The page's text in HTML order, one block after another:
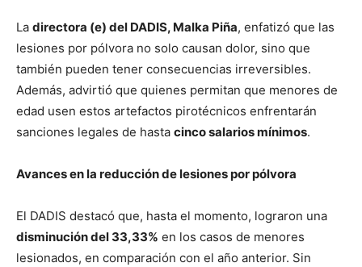
La directora (e) del DADIS, Malka Piña, enfatizó que las
lesiones por pólvora no solo causan dolor, sino que
también pueden tener consecuencias irreversibles.
Además, advirtió que quienes permitan que menores de
edad usen estos artefactos pirotécnicos enfrentarán
sanciones legales de hasta cinco salarios mínimos.
Avances en la reducción de lesiones por pólvora
El DADIS destacó que, hasta el momento, lograron una
disminución del 33,33% en los casos de menores
lesionados, en comparación con el año anterior. Sin